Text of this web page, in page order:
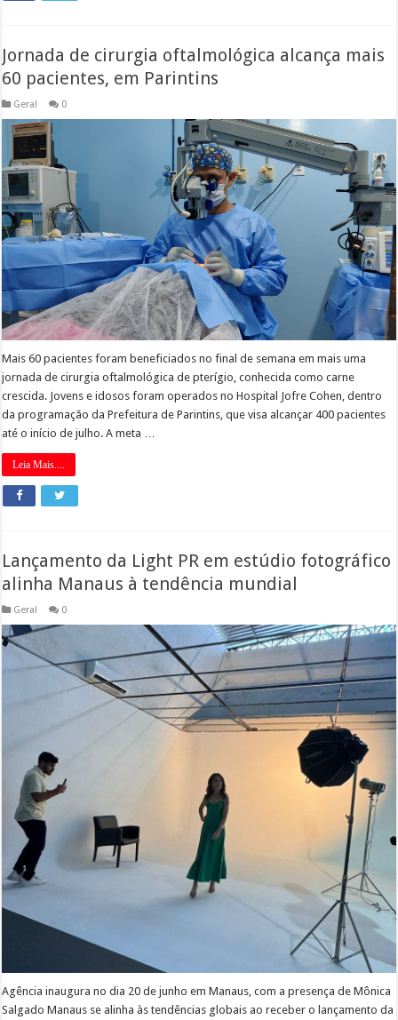
Jornada de cirurgia oftalmológica alcança mais
60 pacientes, em Parintins
Geral 0
Mais 60 pacientes foram beneficiados no final de semana em mais uma
jornada de cirurgia oftalmológica de pterígio, conhecida como carne
crescida. Jovens e idosos foram operados no Hospital Jofre Cohen, dentro
da programação da Prefeitura de Parintins, que visa alcançar 400 pacientes
até o início de julho. A meta …
Leia Mais....
Lançamento da Light PR em estúdio fotográfico
alinha Manaus à tendência mundial
Geral 0
Agência inaugura no dia 20 de junho em Manaus, com a presença de Mônica
Salgado Manaus se alinha às tendências globais ao receber o lançamento da